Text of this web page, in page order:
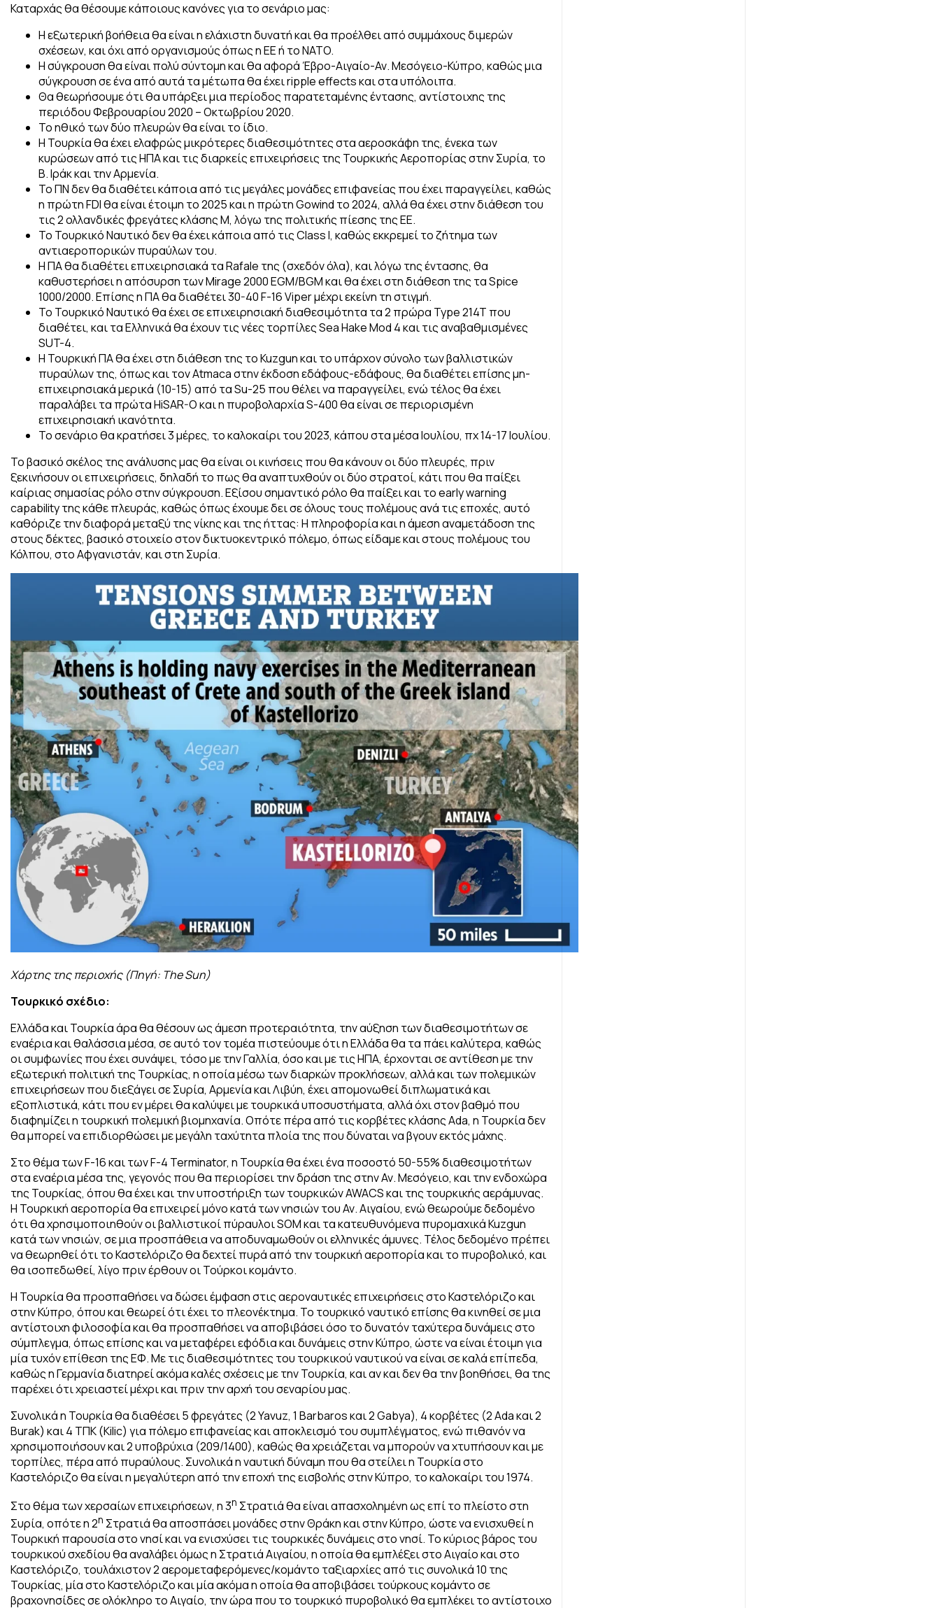
Καταρχάς θα θέσουμε κάποιους κανόνες για το σενάριο μας:
Η εξωτερική βοήθεια θα είναι η ελάχιστη δυνατή και θα προέλθει από συμμάχους διμερών
σχέσεων, και όχι από οργανισμούς όπως η ΕΕ ή το NATO.
Η σύγκρουση θα είναι πολύ σύντομη και θα αφορά Έβρο-Αιγαίο-Αν. Μεσόγειο-Κύπρο, καθώς μια
σύγκρουση σε ένα από αυτά τα μέτωπα θα έχει ripple effects και στα υπόλοιπα.
Θα θεωρήσουμε ότι θα υπάρξει μια περίοδος παρατεταμένης έντασης, αντίστοιχης της
περιόδου Φεβρουαρίου 2020 – Οκτωβρίου 2020.
Το ηθικό των δύο πλευρών θα είναι το ίδιο.
Η Τουρκία θα έχει ελαφρώς μικρότερες διαθεσιμότητες στα αεροσκάφη της, ένεκα των
κυρώσεων από τις ΗΠΑ και τις διαρκείς επιχειρήσεις της Τουρκικής Αεροπορίας στην Συρία, το
Β. Ιράκ και την Αρμενία.
Το ΠΝ δεν θα διαθέτει κάποια από τις μεγάλες μονάδες επιφανείας που έχει παραγγείλει, καθώς
η πρώτη FDI θα είναι έτοιμη το 2025 και η πρώτη Gowind το 2024, αλλά θα έχει στην διάθεση του
τις 2 ολλανδικές φρεγάτες κλάσης Μ, λόγω της πολιτικής πίεσης της ΕΕ.
Το Τουρκικό Ναυτικό δεν θα έχει κάποια από τις Class I, καθώς εκκρεμεί το ζήτημα των
αντιαεροπορικών πυραύλων του.
Η ΠΑ θα διαθέτει επιχειρησιακά τα Rafale της (σχεδόν όλα), και λόγω της έντασης, θα
καθυστερήσει η απόσυρση των Mirage 2000 EGM/BGM και θα έχει στη διάθεση της τα Spice
1000/2000. Επίσης η ΠΑ θα διαθέτει 30-40 F-16 Viper μέχρι εκείνη τη στιγμή.
Το Τουρκικό Ναυτικό θα έχει σε επιχειρησιακή διαθεσιμότητα τα 2 πρώρα Type 214T που
διαθέτει, και τα Ελληνικά θα έχουν τις νέες τορπίλες Sea Hake Mod 4 και τις αναβαθμισμένες
SUT-4.
Η Τουρκική ΠΑ θα έχει στη διάθεση της το Kuzgun και το υπάρχον σύνολο των βαλλιστικών
πυραύλων της, όπως και τον Atmaca στην έκδοση εδάφους-εδάφους, θα διαθέτει επίσης μη-
επιχειρησιακά μερικά (10-15) από τα Su-25 που θέλει να παραγγείλει, ενώ τέλος θα έχει
παραλάβει τα πρώτα HiSAR-O και η πυροβολαρχία S-400 θα είναι σε περιορισμένη
επιχειρησιακή ικανότητα.
Το σενάριο θα κρατήσει 3 μέρες, το καλοκαίρι του 2023, κάπου στα μέσα Ιουλίου, πχ 14-17 Ιουλίου.
Το βασικό σκέλος της ανάλυσης μας θα είναι οι κινήσεις που θα κάνουν οι δύο πλευρές, πριν
ξεκινήσουν οι επιχειρήσεις, δηλαδή το πως θα αναπτυχθούν οι δύο στρατοί, κάτι που θα παίξει
καίριας σημασίας ρόλο στην σύγκρουση. Εξίσου σημαντικό ρόλο θα παίξει και το early warning
capability της κάθε πλευράς, καθώς όπως έχουμε δει σε όλους τους πολέμους ανά τις εποχές, αυτό
καθόριζε την διαφορά μεταξύ της νίκης και της ήττας: Η πληροφορία και η άμεση αναμετάδοση της
στους δέκτες, βασικό στοιχείο στον δικτυοκεντρικό πόλεμο, όπως είδαμε και στους πολέμους του
Κόλπου, στο Αφγανιστάν, και στη Συρία.
Χάρτης της περιοχής (Πηγή: The Sun)
Τουρκικό σχέδιο:
Ελλάδα και Τουρκία άρα θα θέσουν ως άμεση προτεραιότητα, την αύξηση των διαθεσιμοτήτων σε
εναέρια και θαλάσσια μέσα, σε αυτό τον τομέα πιστεύουμε ότι η Ελλάδα θα τα πάει καλύτερα, καθώς
οι συμφωνίες που έχει συνάψει, τόσο με την Γαλλία, όσο και με τις ΗΠΑ, έρχονται σε αντίθεση με την
εξωτερική πολιτική της Τουρκίας, η οποία μέσω των διαρκών προκλήσεων, αλλά και των πολεμικών
επιχειρήσεων που διεξάγει σε Συρία, Αρμενία και Λιβύη, έχει απομονωθεί διπλωματικά και
εξοπλιστικά, κάτι που εν μέρει θα καλύψει με τουρκικά υποσυστήματα, αλλά όχι στον βαθμό που
διαφημίζει η τουρκική πολεμική βιομηχανία. Οπότε πέρα από τις κορβέτες κλάσης Ada, η Τουρκία δεν
θα μπορεί να επιδιορθώσει με μεγάλη ταχύτητα πλοία της που δύναται να βγουν εκτός μάχης.
Στο θέμα των F-16 και των F-4 Terminator, η Τουρκία θα έχει ένα ποσοστό 50-55% διαθεσιμοτήτων
στα εναέρια μέσα της, γεγονός που θα περιορίσει την δράση της στην Αν. Μεσόγειο, και την ενδοχώρα
της Τουρκίας, όπου θα έχει και την υποστήριξη των τουρκικών AWACS και της τουρκικής αεράμυνας.
Η Τουρκική αεροπορία θα επιχειρεί μόνο κατά των νησιών του Αν. Αιγαίου, ενώ θεωρούμε δεδομένο
ότι θα χρησιμοποιηθούν οι βαλλιστικοί πύραυλοι SOM και τα κατευθυνόμενα πυρομαχικά Kuzgun
κατά των νησιών, σε μια προσπάθεια να αποδυναμωθούν οι ελληνικές άμυνες. Τέλος δεδομένο πρέπει
να θεωρηθεί ότι το Καστελόριζο θα δεχτεί πυρά από την τουρκική αεροπορία και το πυροβολικό, και
θα ισοπεδωθεί, λίγο πριν έρθουν οι Τούρκοι κομάντο.
Η Τουρκία θα προσπαθήσει να δώσει έμφαση στις αεροναυτικές επιχειρήσεις στο Καστελόριζο και
στην Κύπρο, όπου και θεωρεί ότι έχει το πλεονέκτημα. Το τουρκικό ναυτικό επίσης θα κινηθεί σε μια
αντίστοιχη φιλοσοφία και θα προσπαθήσει να αποβιβάσει όσο το δυνατόν ταχύτερα δυνάμεις στο
σύμπλεγμα, όπως επίσης και να μεταφέρει εφόδια και δυνάμεις στην Κύπρο, ώστε να είναι έτοιμη για
μία τυχόν επίθεση της ΕΦ. Με τις διαθεσιμότητες του τουρκικού ναυτικού να είναι σε καλά επίπεδα,
καθώς η Γερμανία διατηρεί ακόμα καλές σχέσεις με την Τουρκία, και αν και δεν θα την βοηθήσει, θα της
παρέχει ότι χρειαστεί μέχρι και πριν την αρχή του σεναρίου μας.
Συνολικά η Τουρκία θα διαθέσει 5 φρεγάτες (2 Yavuz, 1 Barbaros και 2 Gabya), 4 κορβέτες (2 Ada και 2
Burak) και 4 ΤΠΚ (Kilic) για πόλεμο επιφανείας και αποκλεισμό του συμπλέγματος, ενώ πιθανόν να
χρησιμοποιήσουν και 2 υποβρύχια (209/1400), καθώς θα χρειάζεται να μπορούν να χτυπήσουν και με
τορπίλες, πέρα από πυραύλους. Συνολικά η ναυτική δύναμη που θα στείλει η Τουρκία στο
Καστελόριζο θα είναι η μεγαλύτερη από την εποχή της εισβολής στην Κύπρο, το καλοκαίρι του 1974.
Στο θέμα των χερσαίων επιχειρήσεων, η 3η Στρατιά θα είναι απασχολημένη ως επί το πλείστο στη
Συρία, οπότε η 2η Στρατιά θα αποσπάσει μονάδες στην Θράκη και στην Κύπρο, ώστε να ενισχυθεί η
Τουρκική παρουσία στο νησί και να ενισχύσει τις τουρκικές δυνάμεις στο νησί. Το κύριος βάρος του
τουρκικού σχεδίου θα αναλάβει όμως η Στρατιά Αιγαίου, η οποία θα εμπλέξει στο Αιγαίο και στο
Καστελόριζο, τουλάχιστον 2 αερομεταφερόμενες/κομάντο ταξιαρχίες από τις συνολικά 10 της
Τουρκίας, μία στο Καστελόριζο και μία ακόμα η οποία θα αποβιβάσει τούρκους κομάντο σε
βραχονησίδες σε ολόκληρο το Αιγαίο, την ώρα που το τουρκικό πυροβολικό θα εμπλέκει το αντίστοιχο